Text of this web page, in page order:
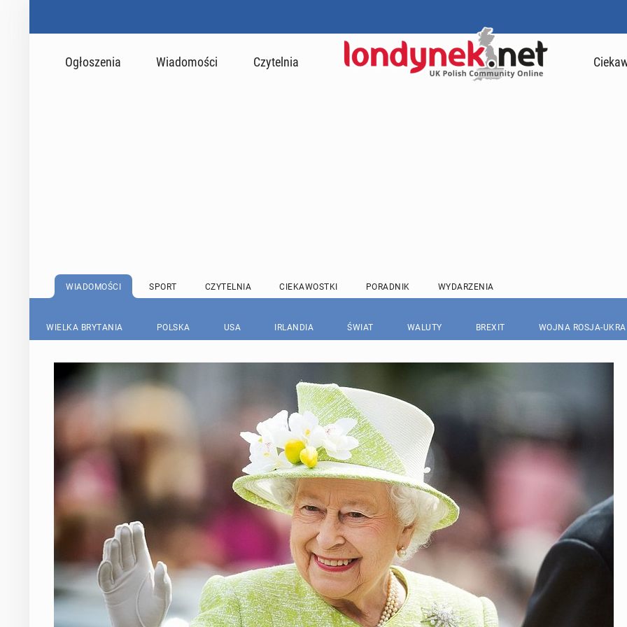
Ogłoszenia Wiadomości Czytelnia
WIADOMOŚCI SPORT CZYTELNIA CIEKAWOSTKI PORADNIK WYDARZENIA
WIELKA BRYTANIA POLSKA USA IRLANDIA ŚWIAT WALUTY BREXIT WOJNA ROSJA-